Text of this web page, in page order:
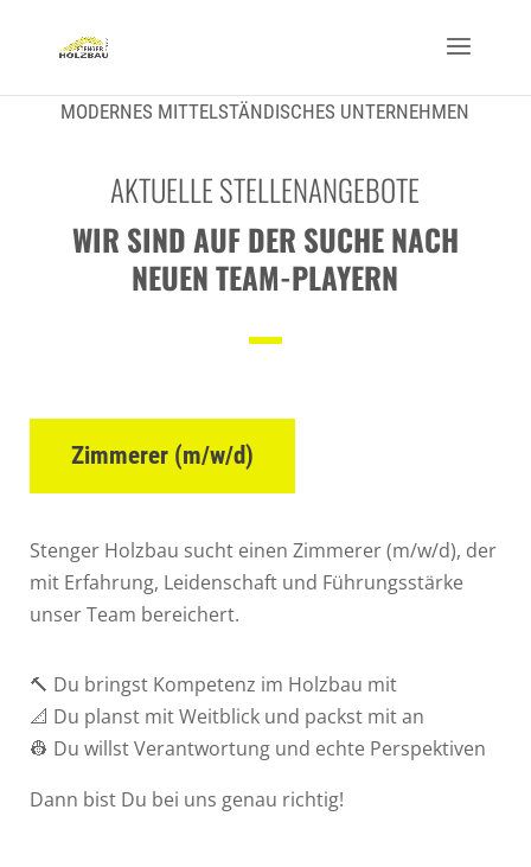
MODERNES MITTELSTÄNDISCHES UNTERNEHMEN
AKTUELLE STELLENANGEBOTE
WIR SIND AUF DER SUCHE NACH
NEUEN TEAM-PLAYERN
Zimmerer (m/w/d)
Stenger Holzbau sucht einen Zimmerer (m/w/d), der
mit Erfahrung, Leidenschaft und Führungsstärke
unser Team bereichert.
🔨 Du bringst Kompetenz im Holzbau mit
📐 Du planst mit Weitblick und packst mit an
👷 Du willst Verantwortung und echte Perspektiven
Dann bist Du bei uns genau richtig!